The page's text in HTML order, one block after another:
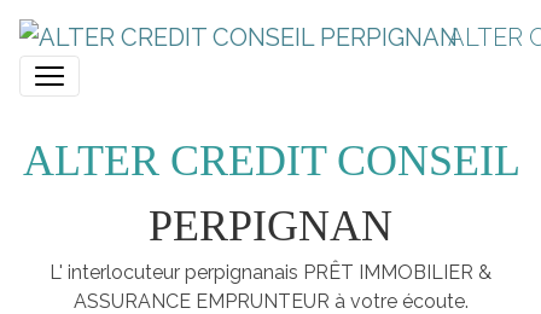
ALTER
ALTER CREDIT CONSEIL
PERPIGNAN
L' interlocuteur perpignanais PRÊT IMMOBILIER &
ASSURANCE EMPRUNTEUR à votre écoute.